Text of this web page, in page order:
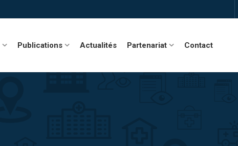
Publications Actualités Partenariat Contact